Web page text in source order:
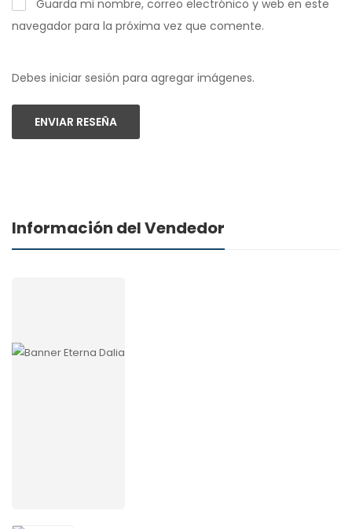
Guarda mi nombre, correo electrónico y web en este
navegador para la próxima vez que comente.
Debes iniciar sesión para agregar imágenes.
ENVIAR RESEÑA
Información del Vendedor